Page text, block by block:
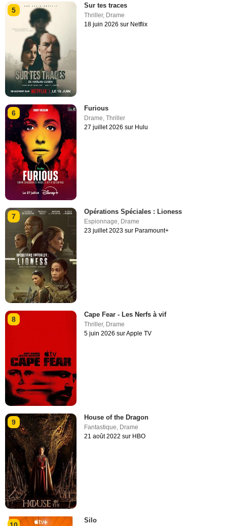
5
Sur tes traces
Thriller, Drame
18 juin 2026 sur Netflix
6
Furious
Drame,Thriller
27 juillet 2026 sur Hulu
7
Opérations Spéciales : Lioness
Espionnage Drame
23 juillet 2023 sur Paramount+
8
Cape Fear - Les Nerfs à vif
Thriller, Drame
5 juin 2026 sur Apple TV
9
House of the Dragon
Fantastique, Drame
21 août 2022 sur HBO
Silo